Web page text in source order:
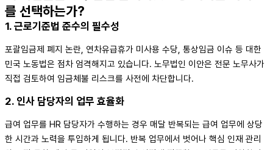
를 선택하는가?
1. 근로기준법 준수의 필수성
포괄임금제 폐지 논란, 연차유급휴가 미사용 수당, 통상임금 이슈 등 대한
민국 노동법은 점차 엄격해지고 있습니다. 노무법인 이안은 전문 노무사가
직접 검토하여 임금체불 리스크를 사전에 차단합니다.
2. 인사 담당자의 업무 효율화
급여 업무를 HR 담당자가 수행하는 경우 매달 반복되는 급여 업무에 상당
한 시간과 노력을 투입하게 됩니다. 반복 업무에서 벗어나 핵심 인재 관리